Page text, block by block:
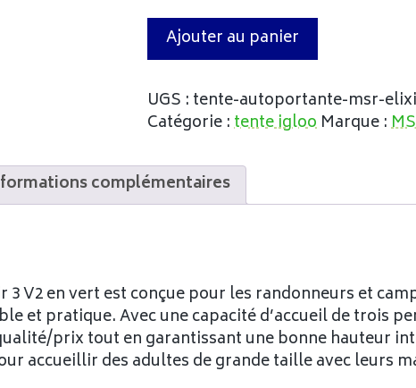
Ajouter au panier
UGS : tente-autoportante-msr-
Catégorie :tente igloo Marque :
complémentaires
V2 en vert est conçue pour les randonneurs et
et pratique. Avec une capacité d’accueil de trois
prix tout en garantissant une bonne hauteur
accueillir des adultes de grande taille avec leurs